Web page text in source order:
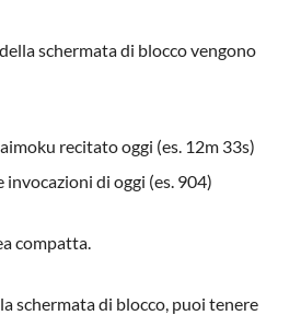
schermata di blocco vengono
recitato oggi (es. 12m 33s)
invocazioni di oggi (es. 904)
compatta.
schermata di blocco, puoi tenere